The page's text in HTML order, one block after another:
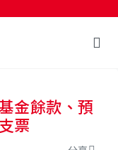
金餘款、預
票